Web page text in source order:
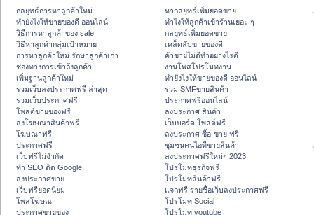
กลยุทธ์การหาลูกค้าใหม่
ทํายังไงให้ขายของดี ออนไลน์
วิธีการหาลูกค้าของ sale
วิธีหาลูกค้ากลุ่มเป้าหมาย
การหาลูกค้าใหม่ รักษาลูกค้าเก่า
ช่องทางการเข้าถึงลูกค้า
เพิ่มฐานลูกค้าใหม่
รวมเว็บลงประกาศฟรี ล่าสุด
รวมเว็บประกาศฟรี
โพสต์ขายของฟรี
ลงโฆษณาสินค้าฟรี
โฆษณาฟรี
ประกาศฟรี
เว็บฟรีไม่จำกัด
ทำ SEO ติด Google
ลงประกาศขาย
เว็บฟรียอดนิยม
โพสโฆษณา
ประกาศขายของ
หากลยุทธ์เพิ่มยอดขาย
ทําไงให้ลูกค้าเข้าร้านเยอะ ๆ
กลยุทธ์เพิ่มยอดขาย
เคล็ดลับขายของดี
ค้าขายไม่ดีทำอย่างไรดี
งานโพสโปรโมทงาน
ทํายังไงให้ขายของดี ออนไลน์
รวม SMFขายสินค้า
ประกาศฟรีออนไลน์
ลงประกาศ สินค้า
เว็บบอร์ด โพสต์ฟรี
ลงประกาศ ซื้อ-ขาย ฟรี
ชุมชนคนไอทีขายสินค้า
ลงประกาศฟรีใหม่ๆ 2023
โปรโมทธุรกิจฟรี
โปรโมทสินค้าฟรี
แจกฟรี รายชื่อเว็บลงประกาศฟรี
โปรโมท Social
โปรโมท youtube